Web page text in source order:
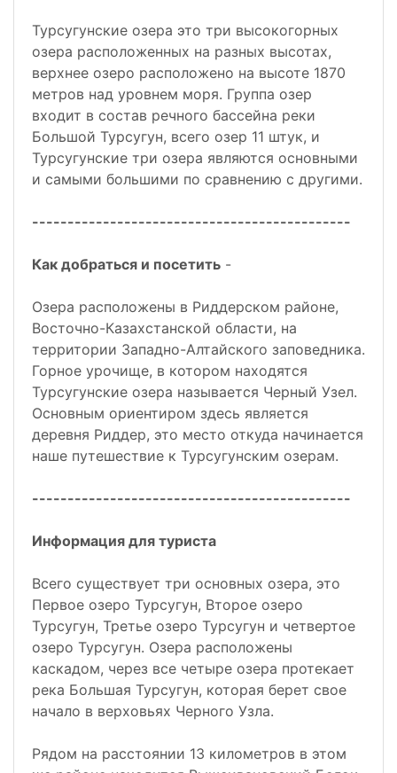
Турсугунские озера это три высокогорных
озера расположенных на разных высотах,
верхнее озеро расположено на высоте 1870
метров над уровнем моря. Группа озер
входит в состав речного бассейна реки
Большой Турсугун, всего озер 11 штук, и
Турсугунские три озера являются основными
и самыми большими по сравнению с другими.
---------------------------------------------
Как добраться и посетить -
Озера расположены в Риддерском районе,
Восточно-Казахстанской области, на
территории Западно-Алтайского заповедника.
Горное урочище, в котором находятся
Турсугунские озера называется Черный Узел.
Основным ориентиром здесь является
деревня Риддер, это место откуда начинается
наше путешествие к Турсугунским озерам.
---------------------------------------------
Информация для туриста
Всего существует три основных озера, это
Первое озеро Турсугун, Второе озеро
Турсугун, Третье озеро Турсугун и четвертое
озеро Турсугун. Озера расположены
каскадом, через все четыре озера протекает
река Большая Турсугун, которая берет свое
начало в верховьях Черного Узла.
Рядом на расстоянии 13 километров в этом